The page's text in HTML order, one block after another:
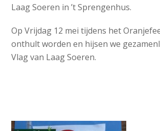
Laag Soeren in ’t Sprengenhus.
Op Vrijdag 12 mei tijdens het
onthult worden en hijsen we
Vlag van Laag Soeren.